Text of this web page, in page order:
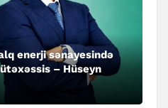
enerji sənayesində
– Hüseyn